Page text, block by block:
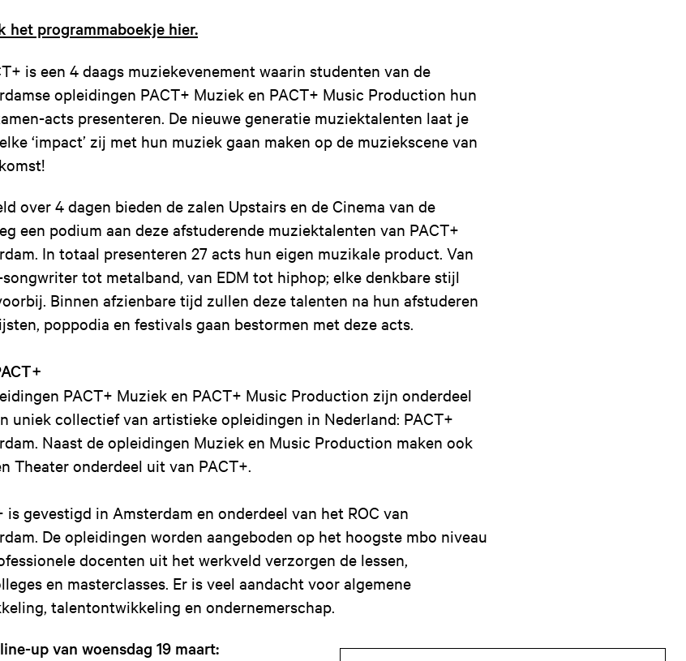
het programmaboekje hier.
is een 4 daags muziekevenement waarin studenten van de
opleidingen PACT+ Muziek en PACT+ Music Production hun
acts presenteren. De nieuwe generatie muziektalenten laat je
‘impact’ zij met hun muziek gaan maken op de muziekscene van
over 4 dagen bieden de zalen Upstairs en de Cinema van de
een podium aan deze afstuderende muziektalenten van PACT+
In totaal presenteren 27 acts hun eigen muzikale product. Van
tot metalband, van EDM tot hiphop; elke denkbare stijl
Binnen afzienbare tijd zullen deze talenten na hun afstuderen
poppodia en festivals gaan bestormen met deze acts.
PACT+ Muziek en PACT+ Music Production zijn onderdeel
uniek collectief van artistieke opleidingen in Nederland: PACT+
Naast de opleidingen Muziek en Music Production maken ook
Theater onderdeel uit van PACT+.
is gevestigd in Amsterdam en onderdeel van het ROC van
De opleidingen worden aangeboden op het hoogste mbo niveau
docenten uit het werkveld verzorgen de lessen,
en masterclasses. Er is veel aandacht voor algemene
talentontwikkeling en ondernemerschap.
up van woensdag 19 maart: